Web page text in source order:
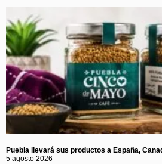
Puebla llevará sus productos a España,
5 agosto 2026